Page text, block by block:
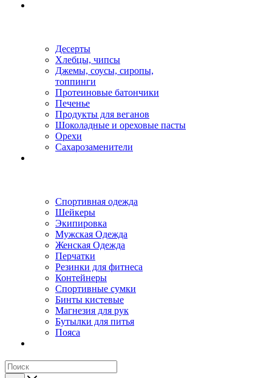
Десерты
Хлебцы, чипсы
Джемы, соусы, сиропы,
топпинги
Протеиновые батончики
Печенье
Продукты для веганов
Шоколадные и ореховые пасты
Орехи
Сахарозаменители
Спортивная одежда
Шейкеры
Экипировка
Мужская Одежда
Женская Одежда
Перчатки
Резинки для фитнеса
Контейнеры
Спортивные сумки
Бинты кистевые
Магнезия для рук
Бутылки для питья
Пояса